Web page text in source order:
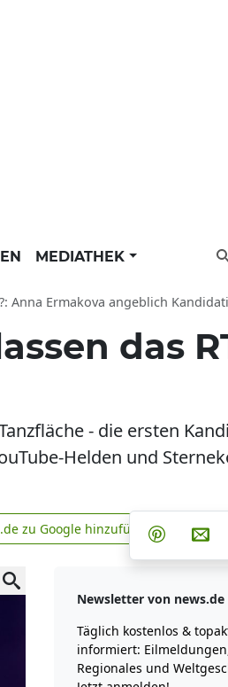
MEDIATHEK
angeblich Kandidatin mit
das
- die ersten
Helden und
news.de zu Google
zu Google hinzufügen Teilen
Newsletter von news.de
Täglich kostenlos &
informiert:
Regionales und